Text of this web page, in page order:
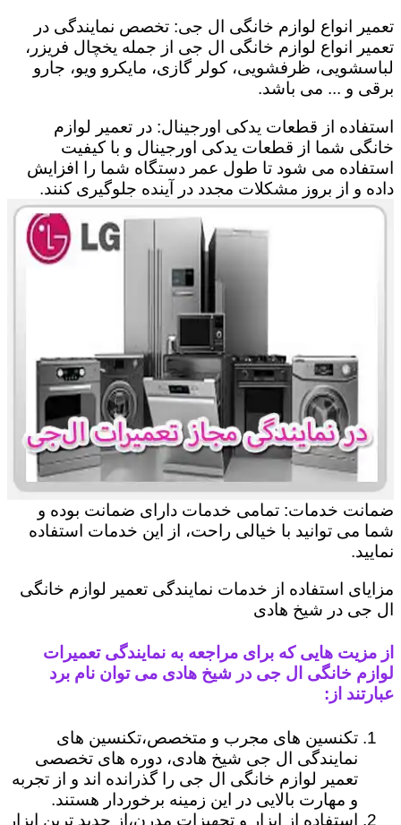
تعمیر انواع لوازم خانگی ال جی: تخصص نمایندگی در
تعمیر انواع لوازم خانگی ال جی از جمله یخچال فریزر،
لباسشویی، ظرفشویی، کولر گازی، مایکرو ویو، جارو
برقی و ... می باشد.
استفاده از قطعات یدکی اورجینال: در تعمیر لوازم
خانگی شما از قطعات یدکی اورجینال و با کیفیت
استفاده می شود تا طول عمر دستگاه شما را افزایش
داده و از بروز مشکلات مجدد در آینده جلوگیری کنند.
ضمانت خدمات: تمامی خدمات دارای ضمانت بوده و
شما می توانید با خیالی راحت، از این خدمات استفاده
نمایید.
مزایای استفاده از خدمات نمایندگی تعمیر لوازم خانگی
ال جی در شیخ هادی
از مزیت هایی که برای مراجعه به نمایندگی تعمیرات
لوازم خانگی ال جی در شیخ هادی می توان نام برد
عبارتند از:
تکنسین های مجرب و متخصص،تکنسین های
نمایندگی ال جی شیخ هادی، دوره های تخصصی
تعمیر لوازم خانگی ال جی را گذرانده اند و از تجربه
و مهارت بالایی در این زمینه برخوردار هستند.
استفاده از ابزار و تجهیزات مدرن،از جدید ترین ابزار